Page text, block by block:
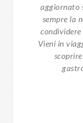
aggiornato
sempre la
condividere
Vieni in